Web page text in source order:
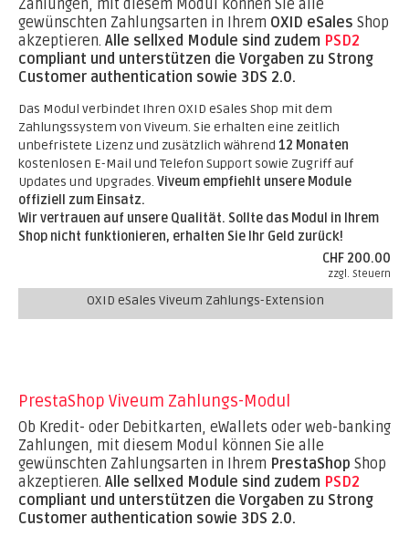
Zahlungen, mit diesem Modul können Sie alle
gewünschten Zahlungsarten in Ihrem OXID eSales Shop
akzeptieren. Alle sellxed Module sind zudem PSD2
compliant und unterstützen die Vorgaben zu Strong
Customer authentication sowie 3DS 2.0.
Das Modul verbindet Ihren OXID eSales Shop mit dem
Zahlungssystem von Viveum. Sie erhalten eine zeitlich
unbefristete Lizenz und zusätzlich während 12 Monaten
kostenlosen E-Mail und Telefon Support sowie Zugriff auf
Updates und Upgrades. Viveum empfiehlt unsere Module
offiziell zum Einsatz.
Wir vertrauen auf unsere Qualität. Sollte das Modul in Ihrem
Shop nicht funktionieren, erhalten Sie Ihr Geld zurück!
CHF 200.00
zzgl. Steuern
OXID eSales Viveum Zahlungs-Extension
PrestaShop Viveum Zahlungs-Modul
Ob Kredit- oder Debitkarten, eWallets oder web-banking
Zahlungen, mit diesem Modul können Sie alle
gewünschten Zahlungsarten in Ihrem PrestaShop Shop
akzeptieren. Alle sellxed Module sind zudem PSD2
compliant und unterstützen die Vorgaben zu Strong
Customer authentication sowie 3DS 2.0.